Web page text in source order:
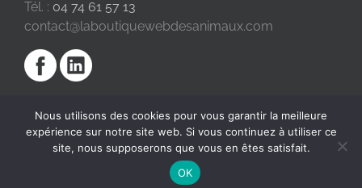
Tél. : 04 74 61 57 13
contact@laboutiquewebdesanimaux.com
2018 © La Boutique Web des Animaux | Réalisé par
Nous utilisons des cookies pour vous garantir la meilleure
expérience sur notre site web. Si vous continuez à utiliser ce
site, nous supposerons que vous en êtes satisfait.
OK